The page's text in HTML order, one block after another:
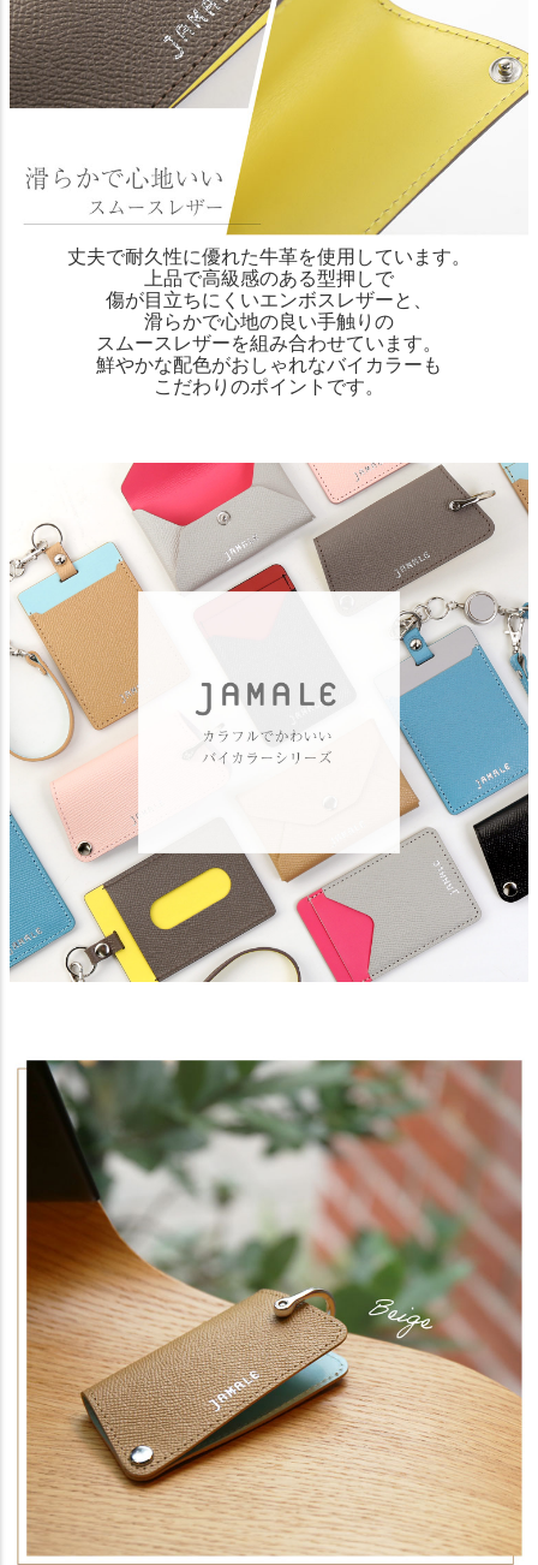
丈夫で耐久性に優れた牛革を使用しています。
上品で高級感のある型押しで
傷が目立ちにくいエンボスレザーと、
滑らかで心地の良い手触りの
スムースレザーを組み合わせています。
鮮やかな配色がおしゃれなバイカラーも
こだわりのポイントです。